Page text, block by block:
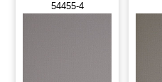
54455-4